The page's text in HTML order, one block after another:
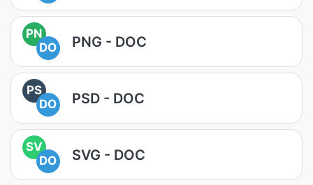
PN
DO
PNG - DOC
PS
DO
PSD - DOC
SV
DO
SVG - DOC